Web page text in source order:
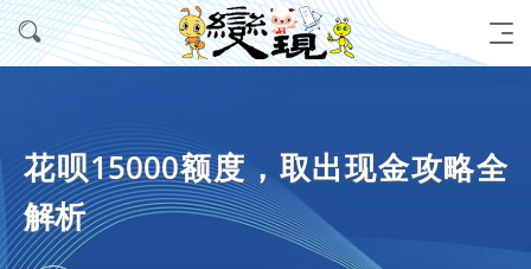
花呗15000额度，取出现金攻略全
解析